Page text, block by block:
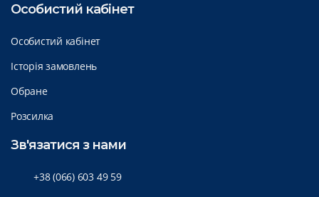
Особистий кабінет
Особистий кабінет
Історія замовлень
Обране
Розсилка
Зв'язатися з нами
+38 (066) 603 49 59